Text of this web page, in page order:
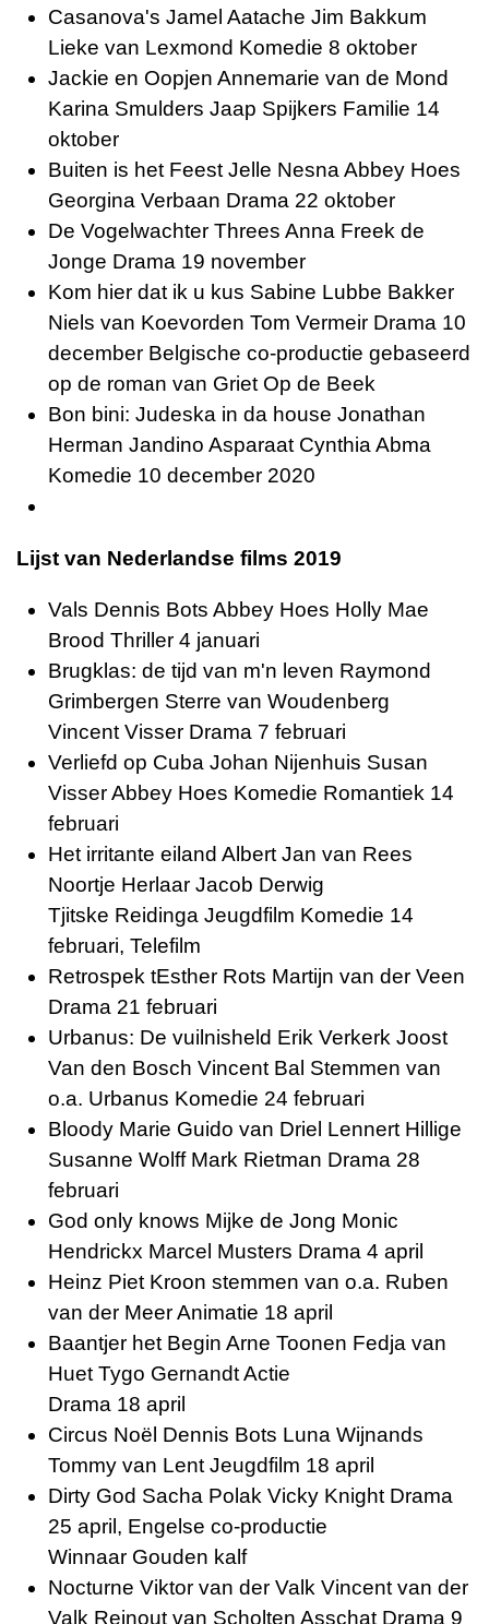
Casanova's Jamel Aatache Jim Bakkum
Lieke van Lexmond Komedie 8 oktober
Jackie en Oopjen Annemarie van de Mond
Karina Smulders Jaap Spijkers Familie 14
oktober
Buiten is het Feest Jelle Nesna Abbey Hoes
Georgina Verbaan Drama 22 oktober
De Vogelwachter Threes Anna Freek de
Jonge Drama 19 november
Kom hier dat ik u kus Sabine Lubbe Bakker
Niels van Koevorden Tom Vermeir Drama 10
december Belgische co-productie gebaseerd
op de roman van Griet Op de Beek
Bon bini: Judeska in da house Jonathan
Herman Jandino Asparaat Cynthia Abma
Komedie 10 december 2020
Lijst van Nederlandse films 2019
Vals Dennis Bots Abbey Hoes Holly Mae
Brood Thriller 4 januari
Brugklas: de tijd van m'n leven Raymond
Grimbergen Sterre van Woudenberg
Vincent Visser Drama 7 februari
Verliefd op Cuba Johan Nijenhuis Susan
Visser Abbey Hoes Komedie Romantiek 14
februari
Het irritante eiland Albert Jan van Rees
Noortje Herlaar Jacob Derwig
Tjitske Reidinga Jeugdfilm Komedie 14
februari, Telefilm
Retrospek tEsther Rots Martijn van der Veen
Drama 21 februari
Urbanus: De vuilnisheld Erik Verkerk Joost
Van den Bosch Vincent Bal Stemmen van
o.a. Urbanus Komedie 24 februari
Bloody Marie Guido van Driel Lennert Hillige
Susanne Wolff Mark Rietman Drama 28
februari
God only knows Mijke de Jong Monic
Hendrickx Marcel Musters Drama 4 april
Heinz Piet Kroon stemmen van o.a. Ruben
van der Meer Animatie 18 april
Baantjer het Begin Arne Toonen Fedja van
Huet Tygo Gernandt Actie
Drama 18 april
Circus Noël Dennis Bots Luna Wijnands
Tommy van Lent Jeugdfilm 18 april
Dirty God Sacha Polak Vicky Knight Drama
25 april, Engelse co-productie
Winnaar Gouden kalf
Nocturne Viktor van der Valk Vincent van der
Valk Reinout van Scholten Asschat Drama 9